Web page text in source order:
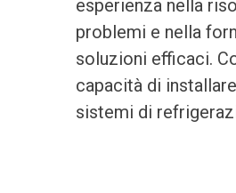
esperienza nella
problemi e nella
soluzioni efficaci.
capacità di
sistemi di